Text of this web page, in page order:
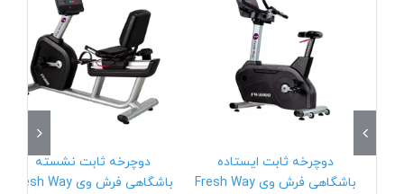
دوچرخه ثابت ایستاده
باشگاهی فرش وی Fresh Way
دوچرخه ثابت نشسته
باشگاهی فرش وی Fresh Way